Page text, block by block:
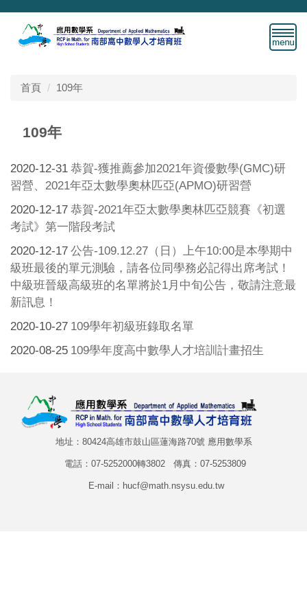
跳
首頁 109年
109年
2020-12-31 恭賀-獲推薦參加2021年資優數學(GMC)研
習營、2021年亞太數學奧林匹亞(APMO)研習營
2020-12-17 恭賀-2021年亞太數學奧林匹亞競賽《初選
考試》第一階段考試
2020-12-17 公告-109.12.27（日）上午10:00是本學期中
級班最後的單元測驗，請各位同學務必記得出席考試！
中級班晉級高級班的名單將於1月中旬公告，敬請注意最
新訊息！
2020-10-27 109學年初級班錄取名單
2020-08-25 109學年度高中數學人才培訓計畫招生
地址：80424高雄市鼓山區蓮海路70號 應用數學系
電話：07-5252000轉3802 傳真：07-5253809
E-mail：hucf@math.nsysu.edu.tw